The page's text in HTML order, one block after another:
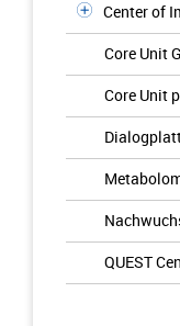
Center of
Core Unit
Core Unit
QUEST